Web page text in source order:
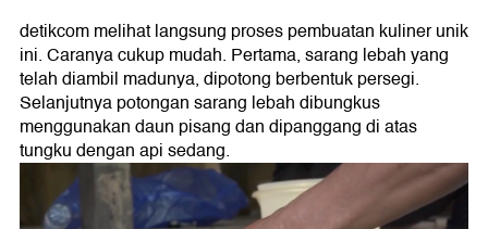
detikcom melihat langsung proses pembuatan kuliner unik
ini. Caranya cukup mudah. Pertama, sarang lebah yang
telah diambil madunya, dipotong berbentuk persegi.
Selanjutnya potongan sarang lebah dibungkus
menggunakan daun pisang dan dipanggang di atas
tungku dengan api sedang.